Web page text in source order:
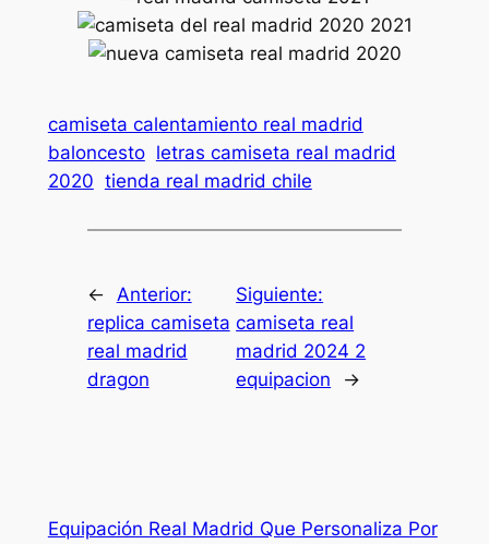
camiseta calentamiento real madrid
baloncesto letras camiseta real madrid
2020 tienda real madrid chile
←
Anterior:
replica camiseta
real madrid
dragon
Siguiente:
camiseta real
madrid 2024 2
equipacion
→
Equipación Real Madrid Que Personaliza Por